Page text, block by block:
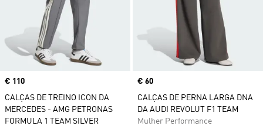
Price
€ 110
CALÇAS DE TREINO ICON DA
MERCEDES - AMG PETRONAS
FORMULA 1 TEAM SILVER
Price
€ 60
CALÇAS DE PERNA LARGA DNA
DA AUDI REVOLUT F1 TEAM
Mulher Performance